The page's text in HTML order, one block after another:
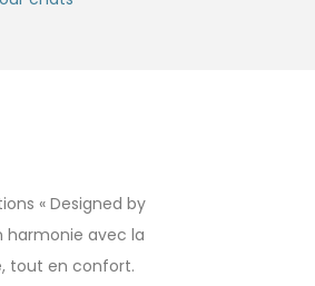
« Designed by
harmonie avec la
tout en confort.